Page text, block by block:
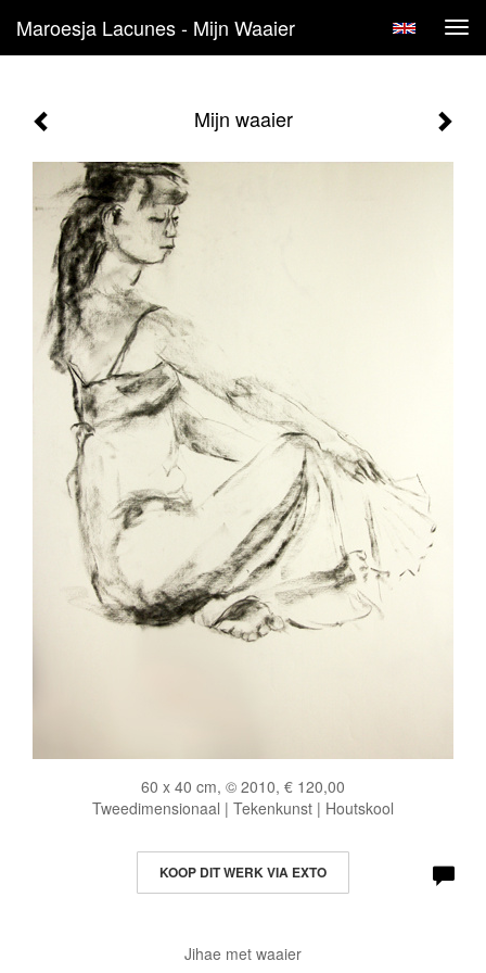
Maroesja Lacunes - Mijn Waaier
Mijn waaier
60 x 40 cm, © 2010, € 120,00
Tweedimensionaal | Tekenkunst | Houtskool
KOOP DIT WERK VIA EXTO
Jihae met waaier